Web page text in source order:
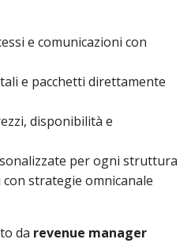
e comunicazioni con
e pacchetti direttamente
disponibilità e
per ogni struttura
strategie omnicanale
da revenue manager